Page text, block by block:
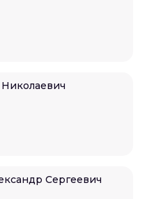
Сергеевич